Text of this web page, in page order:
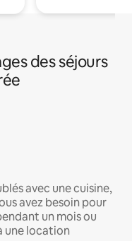
des séjours
avec une cuisine,
avez besoin pour
un mois ou
une location